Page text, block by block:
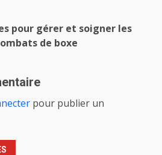
pour gérer et soigner les
de boxe
pour publier un